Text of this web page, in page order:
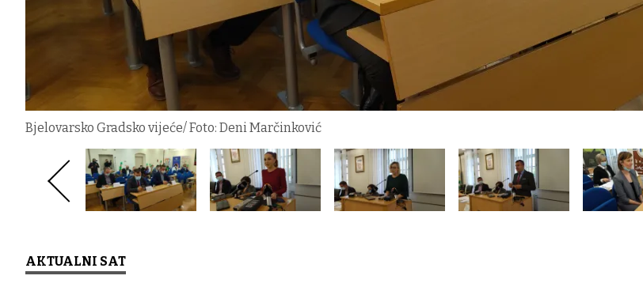
Bjelovarsko Gradsko vijeće/ Foto: Deni Marčinković
AKTUALNI SAT